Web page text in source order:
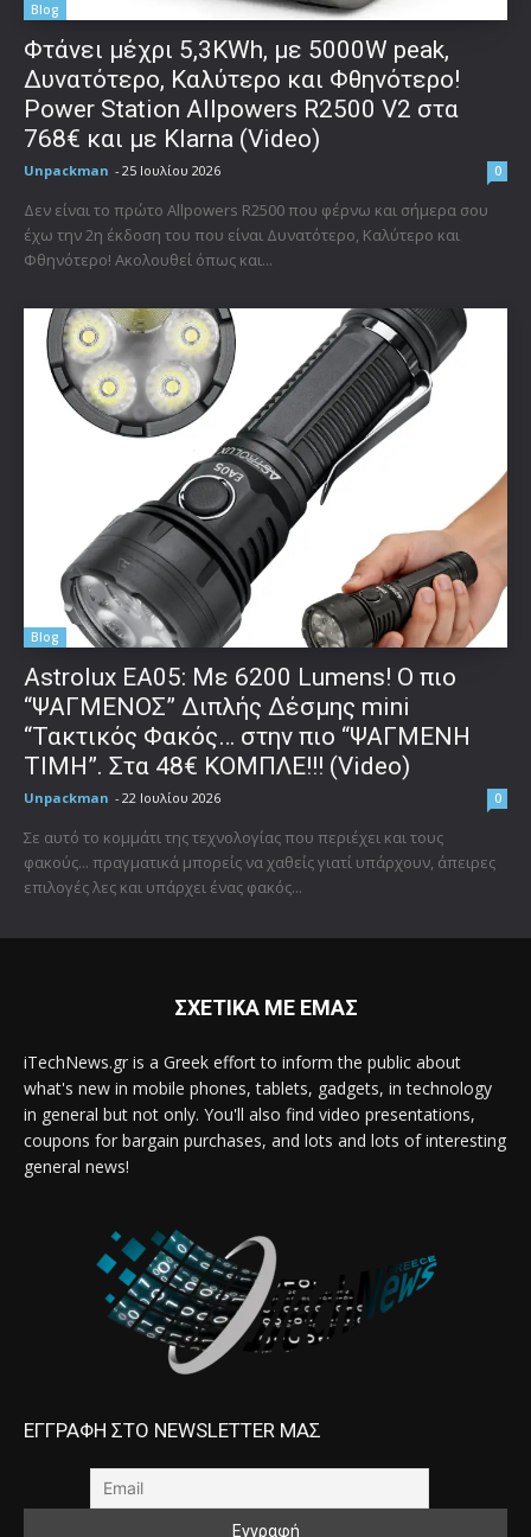
Blog
Φτάνει μέχρι 5,3KWh, με 5000W peak,
Δυνατότερο, Καλύτερο και Φθηνότερο!
Power Station Allpowers R2500 V2 στα
768€ και με Klarna (Video)
Unpackman - 25 Ιουλίου 2026 0
Δεν είναι το πρώτο Allpowers R2500 που φέρνω και σήμερα σου
έχω την 2η έκδοση του που είναι Δυνατότερο, Καλύτερο και
Φθηνότερο! Ακολουθεί όπως και...
Blog
Astrolux ΕΑ05: Με 6200 Lumens! Ο πιο
“ΨΑΓΜΕΝΟΣ” Διπλής Δέσμης mini
“Τακτικός Φακός… στην πιο “ΨΑΓΜΕΝΗ
ΤΙΜΗ”. Στα 48€ ΚΟΜΠΛΕ!!! (Video)
Unpackman - 22 Ιουλίου 2026 0
Σε αυτό το κομμάτι της τεχνολογίας που περιέχει και τους
φακούς... πραγματικά μπορείς να χαθείς γιατί υπάρχουν, άπειρες
επιλογές λες και υπάρχει ένας φακός...
ΣΧΕΤΙΚΑ ΜΕ ΕΜΑΣ
iTechNews.gr is a Greek effort to inform the public about
what's new in mobile phones, tablets, gadgets, in technology
in general but not only. You'll also find video presentations,
coupons for bargain purchases, and lots and lots of interesting
general news!
ΕΓΓΡΑΦΗ ΣΤΟ NEWSLETTER ΜΑΣ